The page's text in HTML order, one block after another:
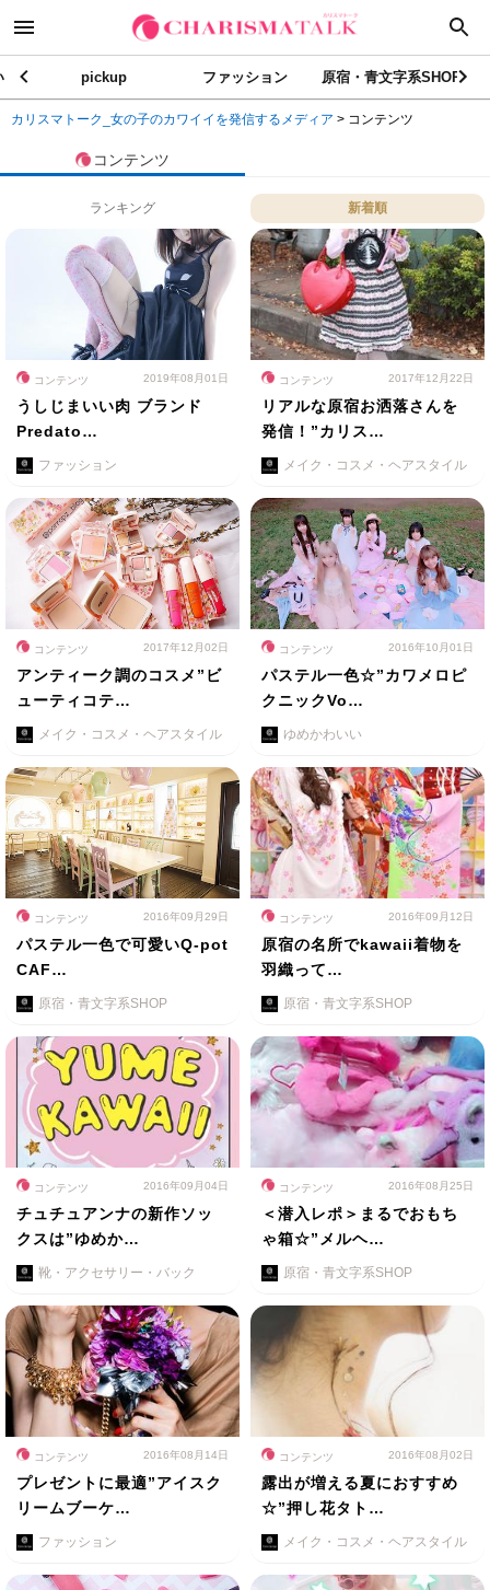
pickup ファッション 原宿・青文字系SHOP
カリスマトーク_女の子のカワイイを発信するメディア > コンテンツ
コンテンツ
ランキング 新着順
コンテンツ 2019年08月01日
うしじまいい肉 ブランド
Predato…
ファッション
コンテンツ 2017年12月22日
リアルな原宿お洒落さんを
発信！”カリス…
メイク・コスメ・ヘアスタイル
コンテンツ 2017年12月02日
アンティーク調のコスメ”ビ
ューティコテ…
メイク・コスメ・ヘアスタイル
コンテンツ 2016年10月01日
パステル一色☆”カワメロピ
クニックVo…
ゆめかわいい
コンテンツ 2016年09月29日
パステル一色で可愛いQ-pot
CAF…
原宿・青文字系SHOP
コンテンツ 2016年09月12日
原宿の名所でkawaii着物を
羽織って…
原宿・青文字系SHOP
コンテンツ 2016年09月04日
チュチュアンナの新作ソッ
クスは”ゆめか…
靴・アクセサリー・バック
コンテンツ 2016年08月25日
＜潜入レポ＞まるでおもち
ゃ箱☆”メルヘ…
原宿・青文字系SHOP
コンテンツ 2016年08月14日
プレゼントに最適”アイスク
リームブーケ…
ファッション
コンテンツ 2016年08月02日
露出が増える夏におすすめ
☆”押し花タト…
メイク・コスメ・ヘアスタイル